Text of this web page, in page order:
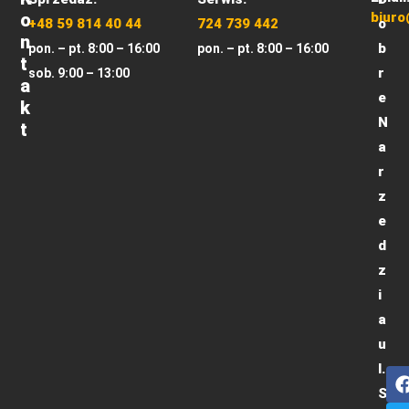
O
N
T
A
K
T
+48 59 814 40 44
pon. – pt. 8:00 – 16:00
sob. 9:00 – 13:00
724 739 442
pon. – pt. 8:00 – 16:00
o
b
r
e
N
a
r
z
e
d
z
i
a
u
l.
S